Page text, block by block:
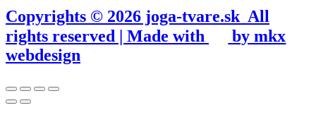
Copyrights © 2026 joga-tvare.sk All
rights reserved | Made with
by mkx
webdesign